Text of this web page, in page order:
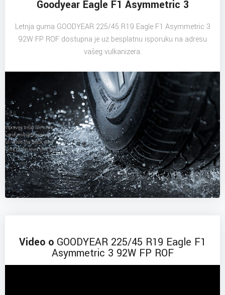
Goodyear Eagle F1 Asymmetric 3
Letnja guma GOODYEAR 225/45 R19 Eagle F1 Asymmetric 3
92W FP ROF dostupna je uz besplatnu isporuku na adresu
vašeg vulkanizera.
Video o GOODYEAR 225/45 R19 Eagle F1
Asymmetric 3 92W FP ROF